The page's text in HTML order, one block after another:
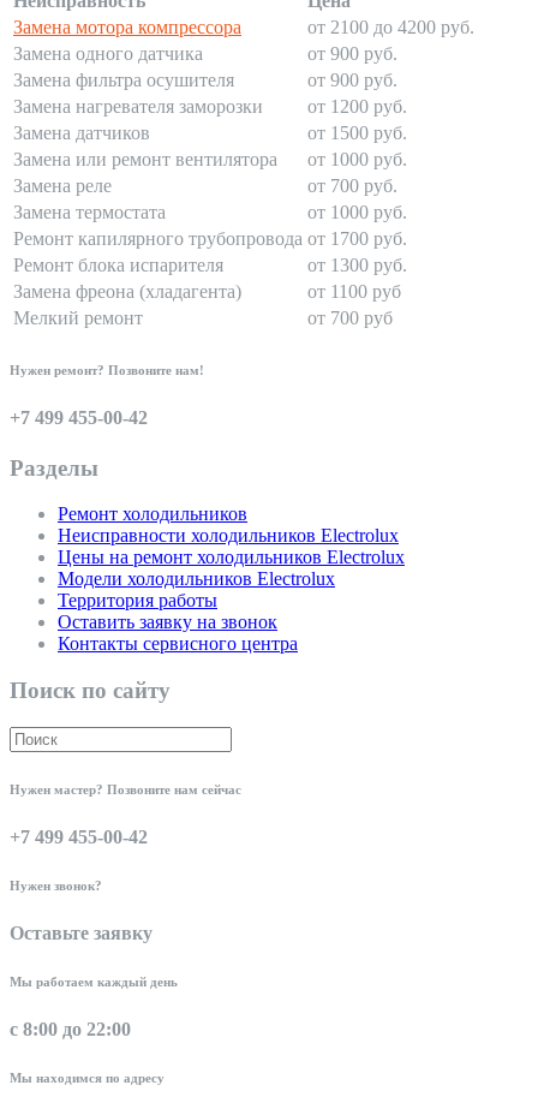
Замена мотора компрессора
от 2100 до 4200 руб.
Замена одного датчика
от 900 руб.
Замена фильтра осушителя
от 900 руб.
Замена нагревателя заморозки
от 1200 руб.
Замена датчиков
от 1500 руб.
Замена или ремонт вентилятора
от 1000 руб.
Замена реле
от 700 руб.
Замена термостата
от 1000 руб.
Ремонт капилярного трубопровода от 1700 руб.
Ремонт блока испарителя
от 1300 руб.
Замена фреона (хладагента)
от 1100 руб
Мелкий ремонт
от 700 руб
Нужен ремонт? Позвоните нам!
+7 499 455-00-42
Разделы
Ремонт холодильников
Неисправности холодильников Electrolux
Цены на ремонт холодильников Electrolux
Модели холодильников Electrolux
Территория работы
Оставить заявку на звонок
Контакты сервисного центра
Поиск по сайту
Нужен мастер? Позвоните нам сейчас
+7 499 455-00-42
Нужен звонок?
Оставьте заявку
Мы работаем каждый день
с 8:00 до 22:00
Мы находимся по адресу